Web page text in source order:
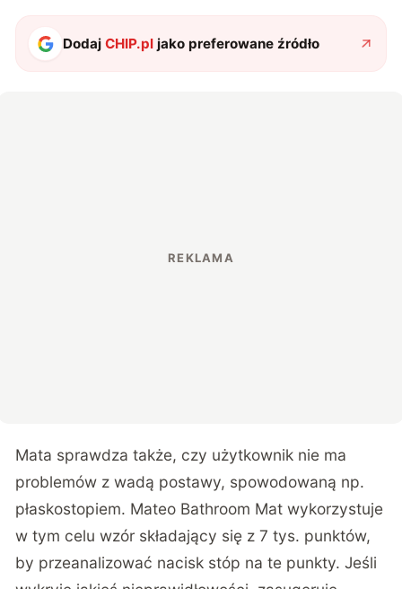
DodajCHIP.pl jako preferowane źródło
Mata sprawdza także, czy użytkownik nie ma
problemów z wadą postawy, spowodowaną np.
płaskostopiem. Mateo Bathroom Mat wykorzystuje
w tym celu wzór składający się z 7 tys. punktów,
by przeanalizować nacisk stóp na te punkty. Jeśli